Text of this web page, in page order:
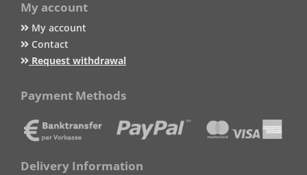
My account
My account
Contact
Request withdrawal
Payment Methods
Delivery Information